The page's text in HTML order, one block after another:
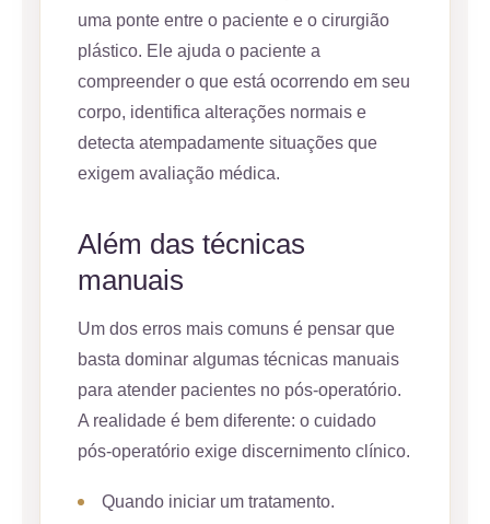
uma ponte entre o paciente e o cirurgião
plástico. Ele ajuda o paciente a
compreender o que está ocorrendo em seu
corpo, identifica alterações normais e
detecta atempadamente situações que
exigem avaliação médica.
Além das técnicas
manuais
Um dos erros mais comuns é pensar que
basta dominar algumas técnicas manuais
para atender pacientes no pós-operatório.
A realidade é bem diferente: o cuidado
pós-operatório exige discernimento clínico.
Quando iniciar um tratamento.